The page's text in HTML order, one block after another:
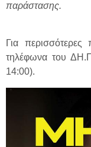
παράστασης.
Για περισσότερες
τηλέφωνα του
14:00).